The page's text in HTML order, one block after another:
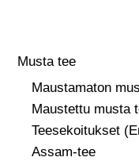
Musta tee
Maustamaton
Maustettu musta
Teesekoitukset
Assam-tee